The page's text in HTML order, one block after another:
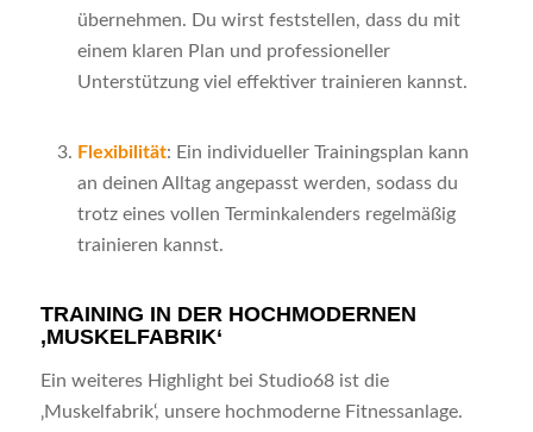
übernehmen. Du wirst feststellen, dass du mit
einem klaren Plan und professioneller
Unterstützung viel effektiver trainieren kannst.
Flexibilität: Ein individueller Trainingsplan kann
an deinen Alltag angepasst werden, sodass du
trotz eines vollen Terminkalenders regelmäßig
trainieren kannst.
TRAINING IN DER HOCHMODERNEN
‚MUSKELFABRIK‘
Ein weiteres Highlight bei Studio68 ist die
‚Muskelfabrik‘, unsere hochmoderne Fitnessanlage.